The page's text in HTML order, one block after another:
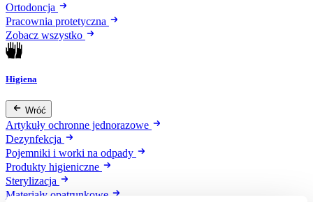
Ortodoncja
Pracownia protetyczna
Zobacz wszystko
Higiena
Wróć
Artykuły ochronne jednorazowe
Dezynfekcja
Pojemniki i worki na odpady
Produkty higieniczne
Sterylizacja
Materiały opatrunkowe